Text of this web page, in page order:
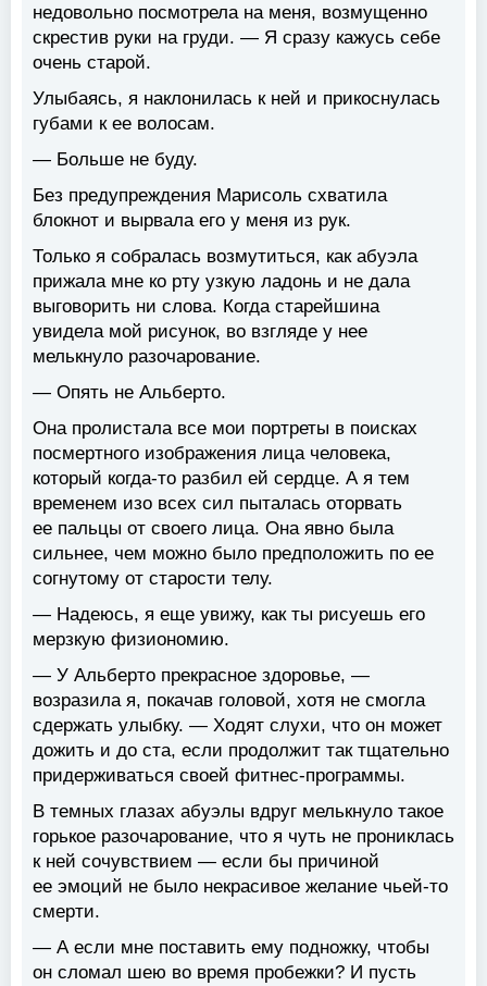
недовольно посмотрела на меня, возмущенно
скрестив руки на груди. — Я сразу кажусь себе
очень старой.
Улыбаясь, я наклонилась к ней и прикоснулась
губами к ее волосам.
— Больше не буду.
Без предупреждения Марисоль схватила
блокнот и вырвала его у меня из рук.
Только я собралась возмутиться, как абуэла
прижала мне ко рту узкую ладонь и не дала
выговорить ни слова. Когда старейшина
увидела мой рисунок, во взгляде у нее
мелькнуло разочарование.
— Опять не Альберто.
Она пролистала все мои портреты в поисках
посмертного изображения лица человека,
который когда-то разбил ей сердце. А я тем
временем изо всех сил пыталась оторвать
ее пальцы от своего лица. Она явно была
сильнее, чем можно было предположить по ее
согнутому от старости телу.
— Надеюсь, я еще увижу, как ты рисуешь его
мерзкую физиономию.
— У Альберто прекрасное здоровье, —
возразила я, покачав головой, хотя не смогла
сдержать улыбку. — Ходят слухи, что он может
дожить и до ста, если продолжит так тщательно
придерживаться своей фитнес-программы.
В темных глазах абуэлы вдруг мелькнуло такое
горькое разочарование, что я чуть не прониклась
к ней сочувствием — если бы причиной
ее эмоций не было некрасивое желание чьей-то
смерти.
— А если мне поставить ему подножку, чтобы
он сломал шею во время пробежки? И пусть